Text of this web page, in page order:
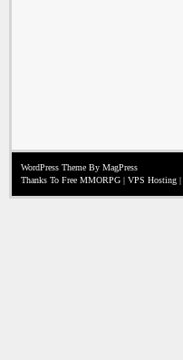
WordPress Theme By MagPress
Thanks To Free MMORPG | VPS Hosting |